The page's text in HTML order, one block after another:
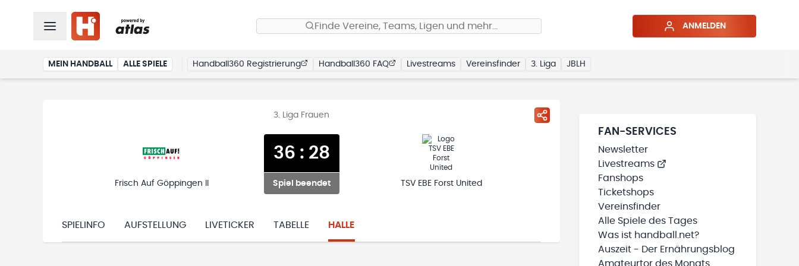
Finde Vereine, Teams, Ligen und mehr… ANMELDEN
MEIN HANDBALL ALLE SPIELE Handball360 Registrierung Handball360 FAQ Livestreams Vereinsfinder 3. Liga JBLH
3. Liga Frauen
Frisch Auf Göppingen II
36 : 28
Spiel beendet TSV EBE Forst United
SPIELINFO AUFSTELLUNG LIVETICKER TABELLE HALLE
FAN-SERVICES
Newsletter
Livestreams
Fanshops
Ticketshops
Vereinsfinder
Alle Spiele des Tages
Was ist handball.net?
Auszeit - Der Ernährungsblog
Amateurtor des Monats